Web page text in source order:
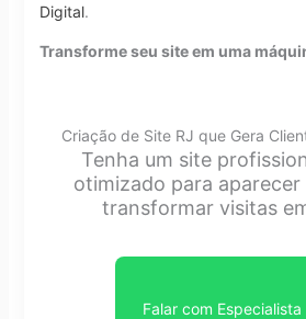
Digital.
Transforme seu site em uma
Criação de Site RJ que Gera
Tenha um site
otimizado para aparecer
transformar visitas
Falar com Especialista